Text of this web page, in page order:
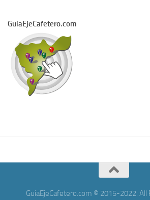
GuiaEjeCafetero.com
GuiaEjeCafetero.com © 2015-2022. All